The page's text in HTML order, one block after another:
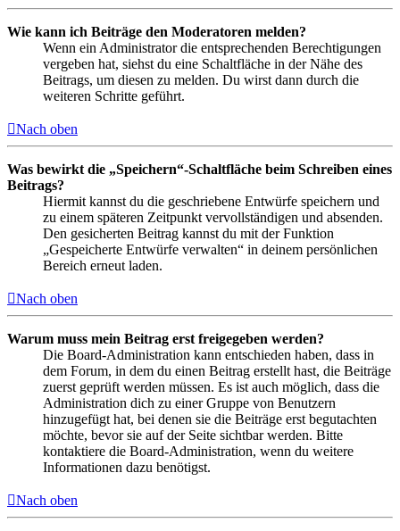
Wie kann ich Beiträge den Moderatoren melden?
Wenn ein Administrator die entsprechenden Berechtigungen
vergeben hat, siehst du eine Schaltfläche in der Nähe des
Beitrags, um diesen zu melden. Du wirst dann durch die
weiteren Schritte geführt.
Nach oben
Was bewirkt die „Speichern“-Schaltfläche beim Schreiben eines
Beitrags?
Hiermit kannst du die geschriebene Entwürfe speichern und
zu einem späteren Zeitpunkt vervollständigen und absenden.
Den gesicherten Beitrag kannst du mit der Funktion
„Gespeicherte Entwürfe verwalten“ in deinem persönlichen
Bereich erneut laden.
Nach oben
Warum muss mein Beitrag erst freigegeben werden?
Die Board-Administration kann entschieden haben, dass in
dem Forum, in dem du einen Beitrag erstellt hast, die Beiträge
zuerst geprüft werden müssen. Es ist auch möglich, dass die
Administration dich zu einer Gruppe von Benutzern
hinzugefügt hat, bei denen sie die Beiträge erst begutachten
möchte, bevor sie auf der Seite sichtbar werden. Bitte
kontaktiere die Board-Administration, wenn du weitere
Informationen dazu benötigst.
Nach oben